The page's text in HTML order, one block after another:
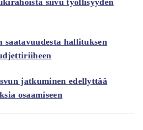
siivu työllisyyden
saatavuudesta hallituksen
jatkuminen edellyttää
osaamiseen